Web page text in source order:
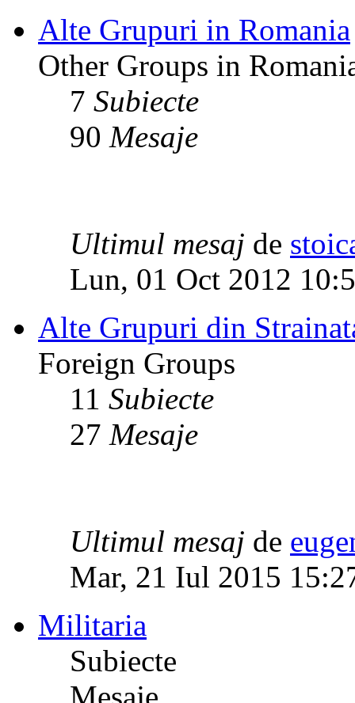
Alte Grupuri in Romania
Other Groups in
7 Subiecte
90 Mesaje
Ultimul mesaj de
Lun, 01 Oct 2012
Alte Grupuri din
Foreign Groups
11 Subiecte
27 Mesaje
Ultimul mesaj de
Mar, 21 Iul 2015
Militaria
Subiecte